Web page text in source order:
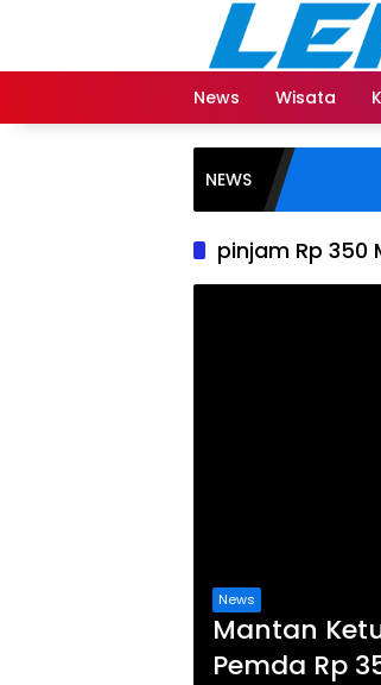
News
Wisata
NEWS
pinjam Rp 350
News
Mantan
Pemda Rp